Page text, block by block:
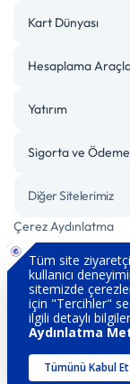
Kart Dünyası
Hesaplama
Yatırım
Sigorta ve
Diğer Sitelerimiz
Çerez Aydınlatma
Bilgi Toplumu
Kişisel Verilerin
İletişim
Sözleşme ve Formlar